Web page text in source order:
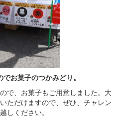
お菓子のつかみどり。
で、お菓子もご用意しました。大
ただけますので、ぜひ、チャレン
しください。